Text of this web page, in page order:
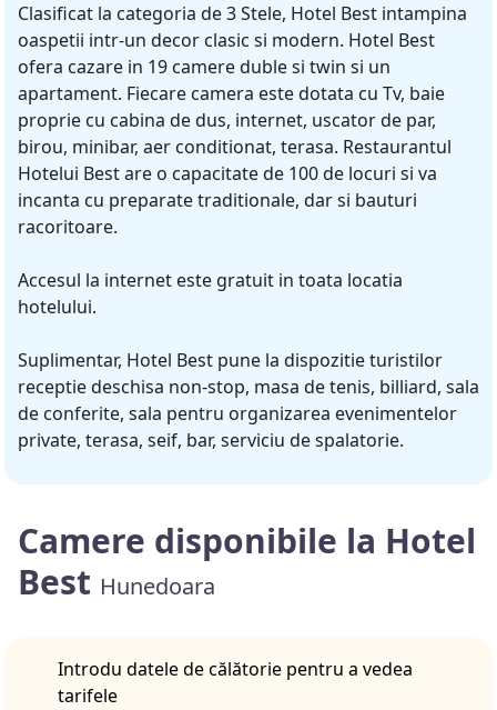
Clasificat la categoria de 3 Stele, Hotel Best intampina
oaspetii intr-un decor clasic si modern. Hotel Best
ofera cazare in 19 camere duble si twin si un
apartament. Fiecare camera este dotata cu Tv, baie
proprie cu cabina de dus, internet, uscator de par,
birou, minibar, aer conditionat, terasa. Restaurantul
Hotelui Best are o capacitate de 100 de locuri si va
incanta cu preparate traditionale, dar si bauturi
racoritoare.
Accesul la internet este gratuit in toata locatia
hotelului.
Suplimentar, Hotel Best pune la dispozitie turistilor
receptie deschisa non-stop, masa de tenis, billiard, sala
de conferite, sala pentru organizarea evenimentelor
private, terasa, seif, bar, serviciu de spalatorie.
Camere disponibile la Hotel
Best Hunedoara
Introdu datele de călătorie pentru a vedea
tarifele